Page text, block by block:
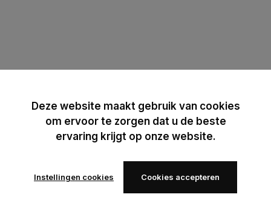
Deze website maakt gebruik van cookies
om ervoor te zorgen dat u de beste
ervaring krijgt op onze website.
Instellingen cookies Cookies accepteren